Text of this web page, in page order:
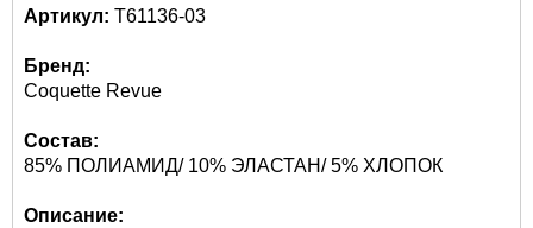
Артикул: Т61136-03
Бренд:
Coquette Revue
Состав:
85% ПОЛИАМИД/ 10% ЭЛАСТАН/ 5% ХЛОПОК
Описание: